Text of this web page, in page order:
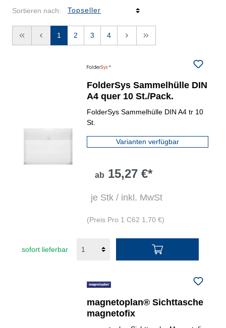
Sortieren nach:
<< < 1 2 3 4 > >>
FolderSys Sammelhülle DIN
A4 quer 10 St./Pack.
FolderSys Sammelhülle DIN A4 tr 10
St.
Varianten verfügbar
ab 15,27 €*
je Stk / inkl. MwSt
(Preis Pro 1 C62 1,70 €)
sofort lieferbar
magnetoplan® Sichttasche
magnetofix